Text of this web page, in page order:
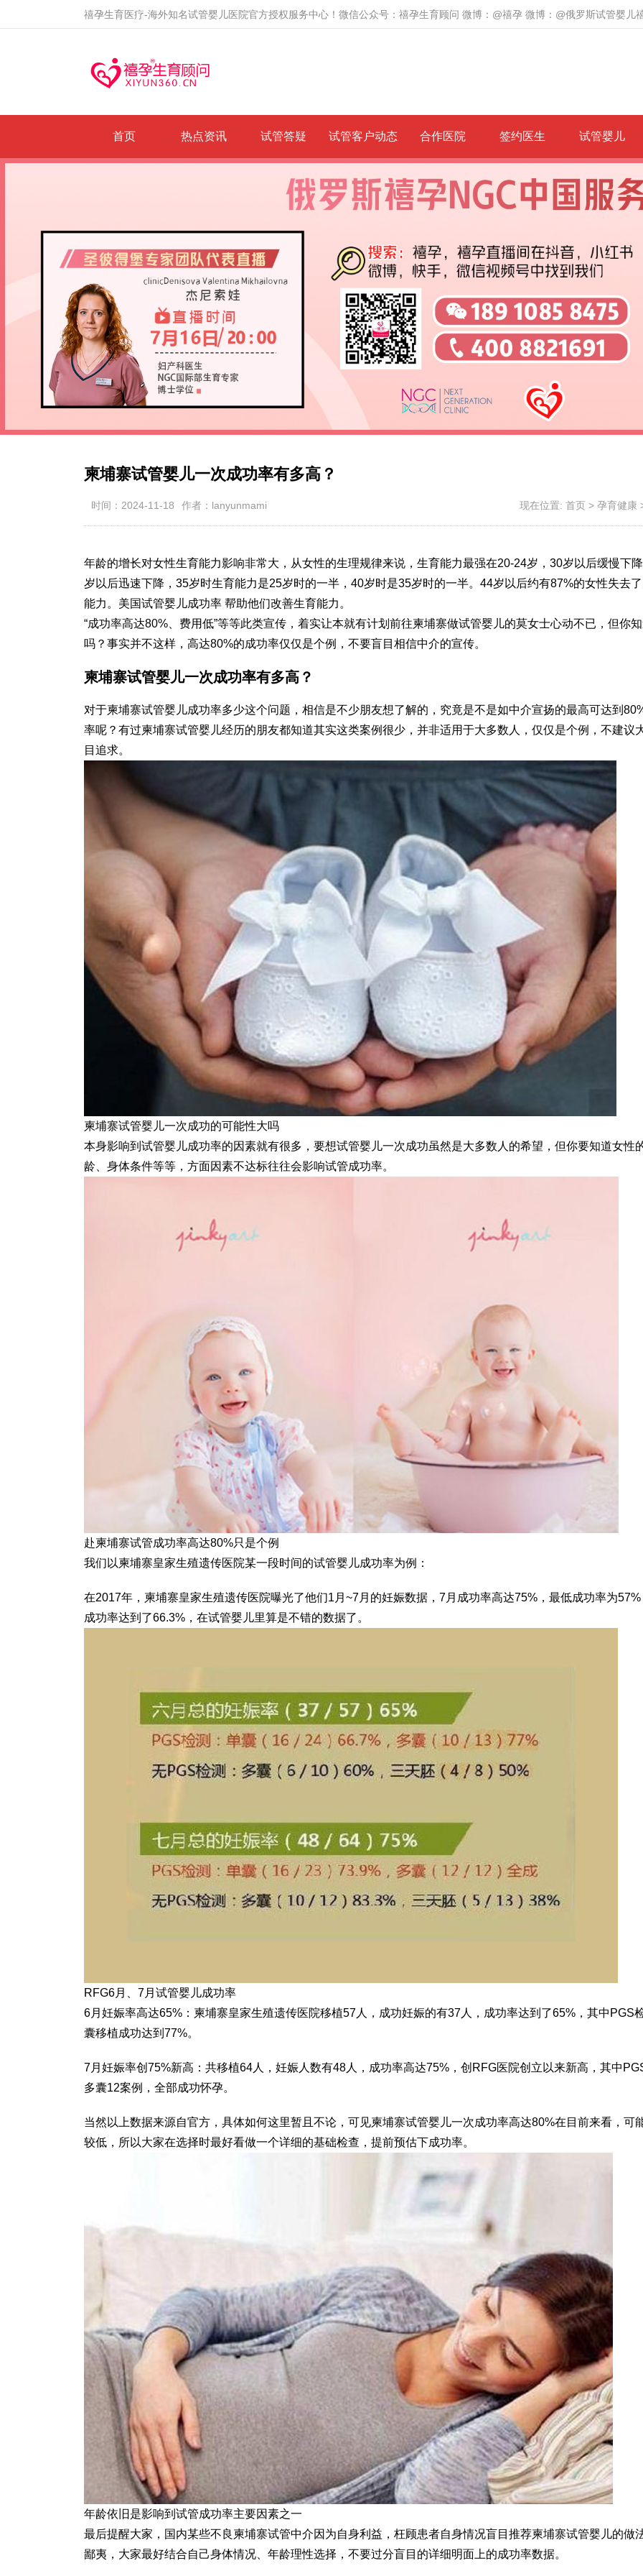
禧孕生育医疗-海外知名试管婴儿医院官方授权服务中心！微信公众号：禧孕生育顾问 微博：@禧孕 微博：@俄罗斯试管婴儿
首页 热点资讯 试管答疑 试管客户动态 合作医院 签约医生 试管婴儿
柬埔寨试管婴儿一次成功率有多高？
时间：2024-11-18 作者：lanyunmami 现在位置: 首页 > 孕育健康
年龄的增长对女性生育能力影响非常大，从女性的生理规律来说，生育能力最强在20-24岁，30岁以后缓慢下
岁以后迅速下降，35岁时生育能力是25岁时的一半，40岁时是35岁时的一半。44岁以后约有87%的女性失去
能力。美国试管婴儿成功率 帮助他们改善生育能力。
“成功率高达80%、费用低”等等此类宣传，着实让本就有计划前往柬埔寨做试管婴儿的莫女士心动不已，但你
吗？事实并不这样，高达80%的成功率仅仅是个例，不要盲目相信中介的宣传。
柬埔寨试管婴儿一次成功率有多高？
对于柬埔寨试管婴儿成功率多少这个问题，相信是不少朋友想了解的，究竟是不是如中介宣扬的最高可达到
率呢？有过柬埔寨试管婴儿经历的朋友都知道其实这类案例很少，并非适用于大多数人，仅仅是个例，不建议
目追求。
柬埔寨试管婴儿一次成功的可能性大吗
本身影响到试管婴儿成功率的因素就有很多，要想试管婴儿一次成功虽然是大多数人的希望，但你要知道女性
龄、身体条件等等，方面因素不达标往往会影响试管成功率。
赴柬埔寨试管成功率高达80%只是个例
我们以柬埔寨皇家生殖遗传医院某一段时间的试管婴儿成功率为例：
在2017年，柬埔寨皇家生殖遗传医院曝光了他们1月~7月的妊娠数据，7月成功率高达75%，最低成功率为
成功率达到了66.3%，在试管婴儿里算是不错的数据了。
RFG6月、7月试管婴儿成功率
6月妊娠率高达65%：柬埔寨皇家生殖遗传医院移植57人，成功妊娠的有37人，成功率达到了65%，其中PGS
囊移植成功达到77%。
7月妊娠率创75%新高：共移植64人，妊娠人数有48人，成功率高达75%，创RFG医院创立以来新高，其中
多囊12案例，全部成功怀孕。
当然以上数据来源自官方，具体如何这里暂且不论，可见柬埔寨试管婴儿一次成功率高达80%在目前来看，可
较低，所以大家在选择时最好看做一个详细的基础检查，提前预估下成功率。
年龄依旧是影响到试管成功率主要因素之一
最后提醒大家，国内某些不良柬埔寨试管中介因为自身利益，枉顾患者自身情况盲目推荐柬埔寨试管婴儿的做
鄙夷，大家最好结合自己身体情况、年龄理性选择，不要过分盲目的详细明面上的成功率数据。